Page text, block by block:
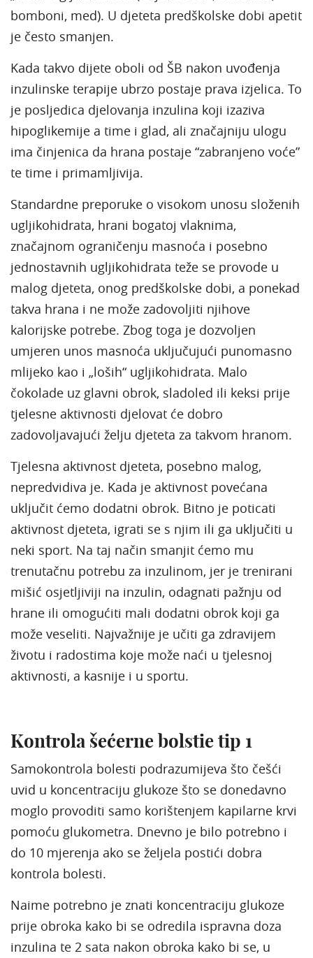
bomboni, med). U djeteta predškolske dobi apetit
je često smanjen.
Kada takvo dijete oboli od ŠB nakon uvođenja
inzulinske terapije ubrzo postaje prava izjelica. To
je posljedica djelovanja inzulina koji izaziva
hipoglikemije a time i glad, ali značajniju ulogu
ima činjenica da hrana postaje “zabranjeno voće”
te time i primamljivija.
Standardne preporuke o visokom unosu složenih
ugljikohidrata, hrani bogatoj vlaknima,
značajnom ograničenju masnoća i posebno
jednostavnih ugljikohidrata teže se provode u
malog djeteta, onog predškolske dobi, a ponekad
takva hrana i ne može zadovoljiti njihove
kalorijske potrebe. Zbog toga je dozvoljen
umjeren unos masnoća uključujući punomasno
mlijeko kao i „loših“ ugljikohidrata. Malo
čokolade uz glavni obrok, sladoled ili keksi prije
tjelesne aktivnosti djelovat će dobro
zadovoljavajući želju djeteta za takvom hranom.
Tjelesna aktivnost djeteta, posebno malog,
nepredvidiva je. Kada je aktivnost povećana
uključit ćemo dodatni obrok. Bitno je poticati
aktivnost djeteta, igrati se s njim ili ga uključiti u
neki sport. Na taj način smanjit ćemo mu
trenutačnu potrebu za inzulinom, jer je trenirani
mišić osjetljiviji na inzulin, odagnati pažnju od
hrane ili omogućiti mali dodatni obrok koji ga
može veseliti. Najvažnije je učiti ga zdravijem
životu i radostima koje može naći u tjelesnoj
aktivnosti, a kasnije i u sportu.
Kontrola šećerne bolstie tip 1
Samokontrola bolesti podrazumijeva što češći
uvid u koncentraciju glukoze što se donedavno
moglo provoditi samo korištenjem kapilarne krvi
pomoću glukometra. Dnevno je bilo potrebno i
do 10 mjerenja ako se željela postići dobra
kontrola bolesti.
Naime potrebno je znati koncentraciju glukoze
prije obroka kako bi se odredila ispravna doza
inzulina te 2 sata nakon obroka kako bi se, u